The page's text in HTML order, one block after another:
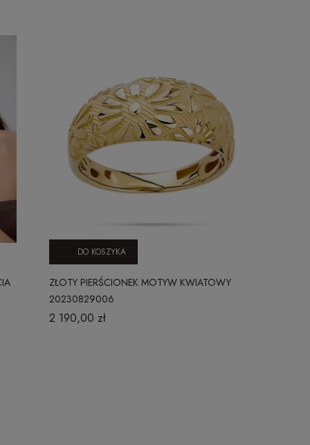
ZŁOTY PIERŚCIONEK MOTYW KWIATOWY
20230829006
2 190,00 zł
DO KOSZYKA